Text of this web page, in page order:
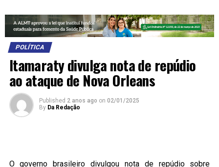
POLÍTICA
Itamaraty divulga nota de repúdio
ao ataque de Nova Orleans
Published 2 anos ago on 02/01/2025
By Da Redação
O governo brasileiro divulgou nota de repúdio sobre